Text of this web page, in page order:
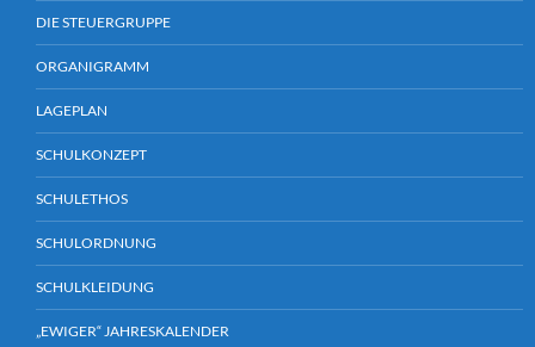
DIE STEUERGRUPPE
ORGANIGRAMM
LAGEPLAN
SCHULKONZEPT
SCHULETHOS
SCHULORDNUNG
SCHULKLEIDUNG
„EWIGER“ JAHRESKALENDER